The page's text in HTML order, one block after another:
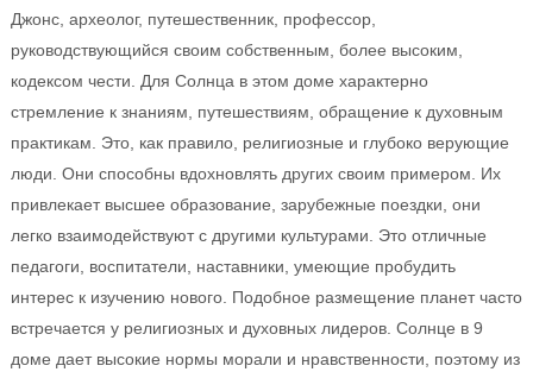
Джонс, археолог, путешественник, профессор,
руководствующийся своим собственным, более высоким,
кодексом чести. Для Солнца в этом доме характерно
стремление к знаниям, путешествиям, обращение к духовным
практикам. Это, как правило, религиозные и глубоко верующие
люди. Они способны вдохновлять других своим примером. Их
привлекает высшее образование, зарубежные поездки, они
легко взаимодействуют с другими культурами. Это отличные
педагоги, воспитатели, наставники, умеющие пробудить
интерес к изучению нового. Подобное размещение планет часто
встречается у религиозных и духовных лидеров. Солнце в 9
доме дает высокие нормы морали и нравственности, поэтому из